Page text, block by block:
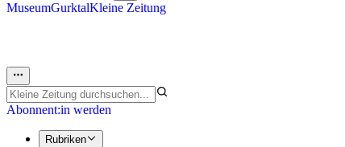
MuseumGurktalKleine Zeitung
Abonnent:in werden
Rubriken